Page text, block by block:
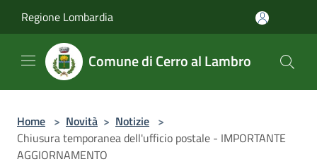
Regione Lombardia
Comune di Cerro al Lambro
Home > Novità > Notizie >
Chiusura temporanea dell'ufficio postale - IMPORTANTE
AGGIORNAMENTO